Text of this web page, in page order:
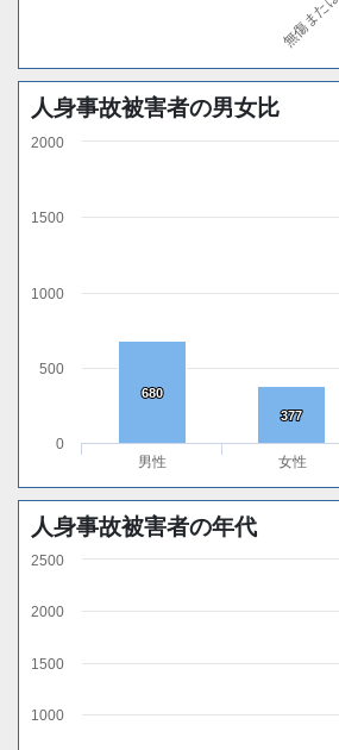
人身事故被害者の男女比
680
680
377
377
男性 女性
0
500
1000
1500
2000
人身事故被害者の年代
1000
1500
2000
2500